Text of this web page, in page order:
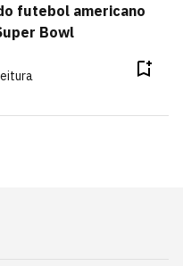
futebol americano
Bowl